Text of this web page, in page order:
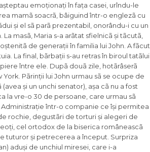
emoționați în fața casei, urîndu-le
mamã soacrã, bâiguind într-o englezã cu
și el sã parã prezentabil, onorându-i cu un
masã, Maria s-a arãtat sfielnicã și tãcutã,
de generații în familia lui John. A fãcut
La final, bãrbații s-au retras în biroul tatãlui
între ele. Dupã douã zile, hotãrâserã
Pãrinții lui John urmau sã se ocupe de
și un unchi senator), așa cã nu a fost
la vre-o 30 de persoane, care urmau sã
într-o companie ce își permitea
rochie, degustãri de torturi și alegeri de
cel ortodox de la biserica româneascã
tuturor și petrecerea a început. Surpriza
aduși de unchiul miresei, care i-a